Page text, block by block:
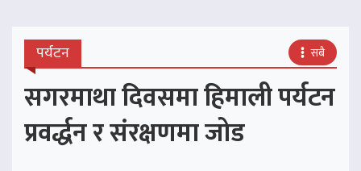
पर्यटन सबै
सगरमाथा दिवसमा हिमाली पर्यटन
प्रवर्द्धन र संरक्षणमा जोड